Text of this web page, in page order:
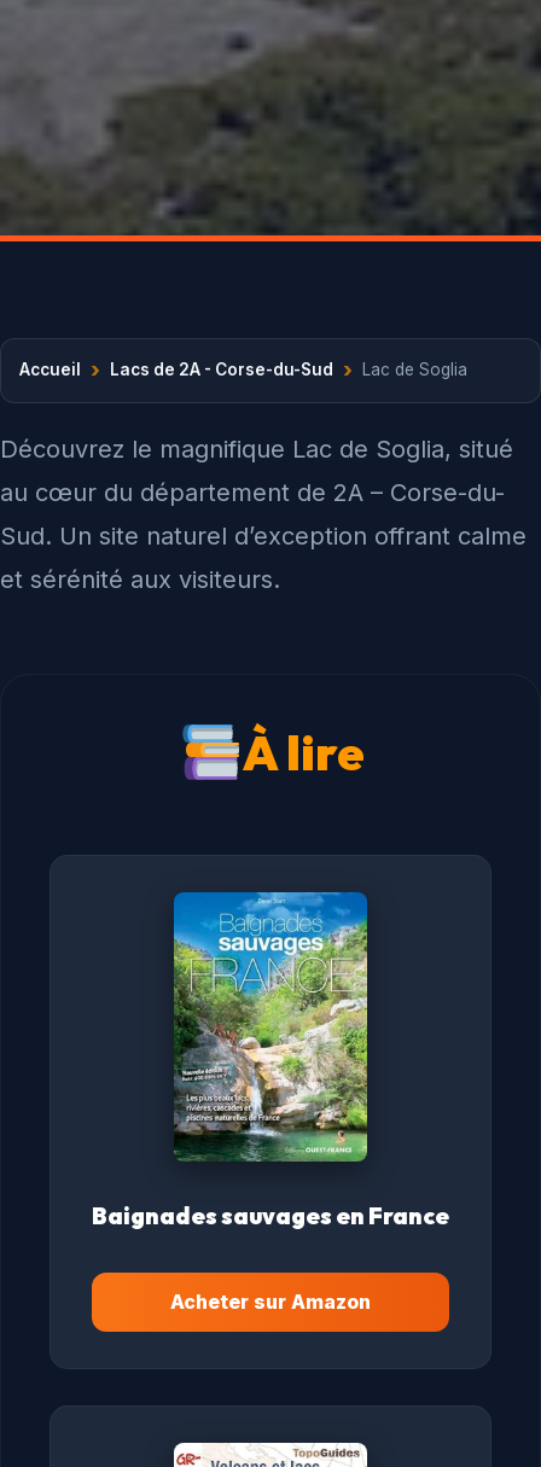
Accueil › Lacs de 2A - Corse-du-Sud › Lac de Soglia
Découvrez le magnifique Lac de Soglia, situé
au cœur du département de 2A – Corse-du-
Sud. Un site naturel d’exception offrant calme
et sérénité aux visiteurs.
À lire
Baignades sauvages en France
Acheter sur Amazon